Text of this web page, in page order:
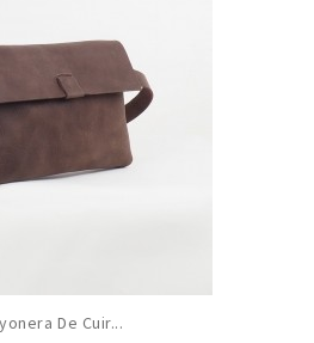
De Cuir...